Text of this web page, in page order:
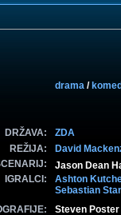
drama /
DRŽAVA:
ZDA
REŽIJA:
David
Jason Dean
IGRALCI:
Ashton
Sebastian
Steven Poster